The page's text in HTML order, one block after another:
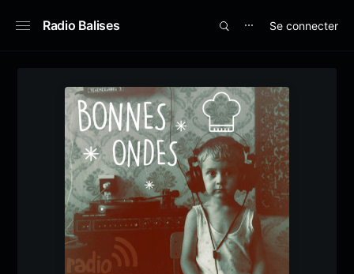
Radio Balises ⋯ Se connecter